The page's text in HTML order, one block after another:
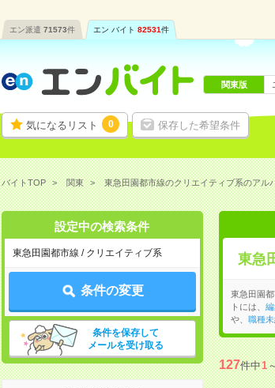
エン派遣 71573件 エン バイト 82531件
気になるリスト 0 保存した希望条件
関東版
バイトTOP 関東 東急田園都市線のクリエイティブ系のアル
設定中の検索条件
東急田園都市線 / クリエイティブ系
条件の変更
条件を保存して
メールを受け取る
東急
東急田園都
トには、
や、 職種
127件中1